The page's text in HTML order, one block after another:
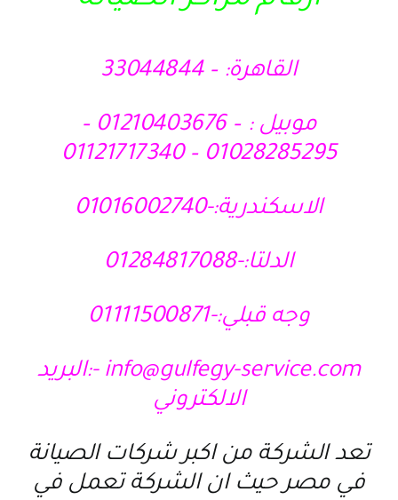
القاهرة: – 33044844
موبيل : – 01210403676 –
01028285295 – 01121717340
الاسكندرية:-01016002740
الدلتا:-01284817088
وجه قبلي:-01111500871
info@gulfegy-service.com -:البريد
الالكتروني
تعد الشركة من اكبر شركات الصيانة
في مصر حيث ان الشركة تعمل في